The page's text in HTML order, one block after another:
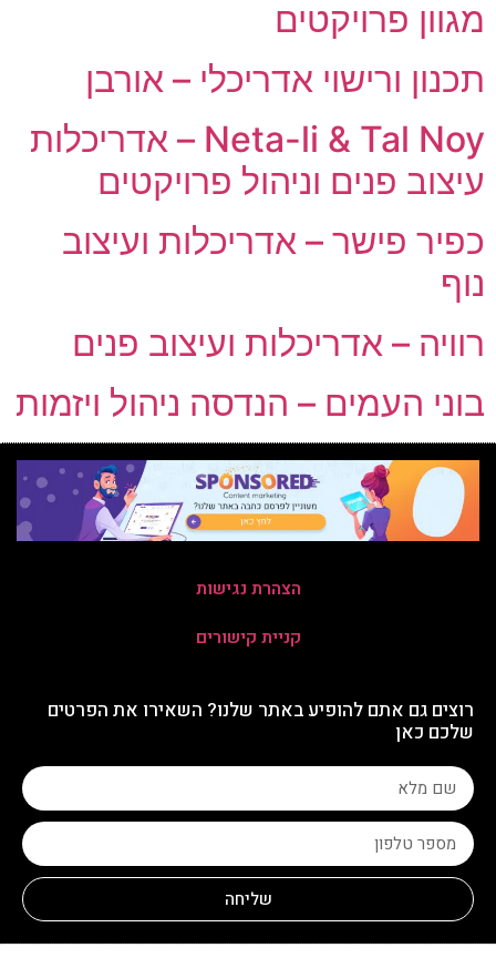
מגוון פרויקטים
תכנון ורישוי אדריכלי – אורבן
Neta-li & Tal Noy – אדריכלות
עיצוב פנים וניהול פרויקטים
כפיר פישר – אדריכלות ועיצוב
נוף
רוויה – אדריכלות ועיצוב פנים
בוני העמים – הנדסה ניהול ויזמות
הצהרת נגישות
קניית קישורים
רוצים גם אתם להופיע באתר שלנו? השאירו את הפרטים
שלכם כאן
שליחה